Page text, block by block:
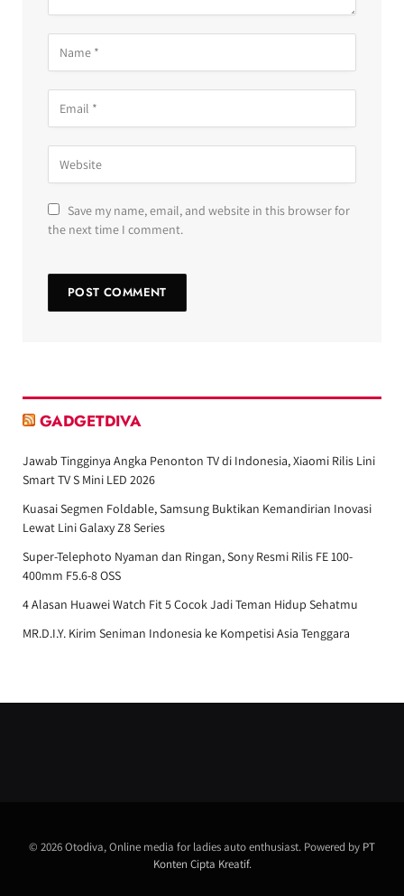
Save my name, email, and website in this browser for
the next time I comment.
GADGETDIVA
Jawab Tingginya Angka Penonton TV di Indonesia, Xiaomi Rilis Lini
Smart TV S Mini LED 2026
Kuasai Segmen Foldable, Samsung Buktikan Kemandirian Inovasi
Lewat Lini Galaxy Z8 Series
Super-Telephoto Nyaman dan Ringan, Sony Resmi Rilis FE 100-
400mm F5.6-8 OSS
4 Alasan Huawei Watch Fit 5 Cocok Jadi Teman Hidup Sehatmu
MR.D.I.Y. Kirim Seniman Indonesia ke Kompetisi Asia Tenggara
© 2026 Otodiva, Online media for ladies auto enthusiast. Powered by PT
Konten Cipta Kreatif.